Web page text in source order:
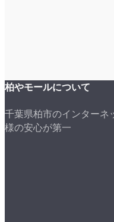
柏やモールについて
千葉県柏市のインターネ
様の安心が第一